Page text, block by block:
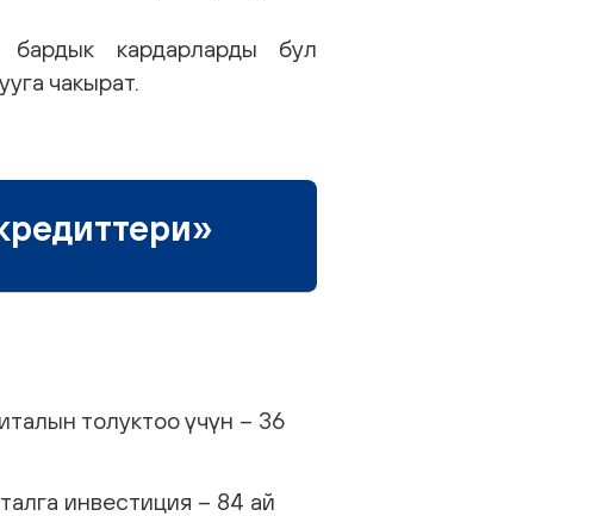
кардарларды бул
чакырат.
толуктоо үчүн – 36
инвестиция – 84 ай